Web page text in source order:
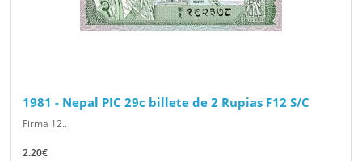
1981 - Nepal PIC 29c billete de 2 Rupias F12 S/C
Firma 12..
2.20€